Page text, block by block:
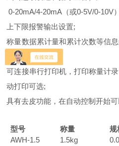
0-20mA/4-20mA（或0-5V/0-10V
上下限报警输出设置;
称量数据累计量和累计次数等信
有断电数据保护;
可连接串行打印机，打印称量计
动打印可选;
具有去皮功能，在自动控制开始
型号 称量 规
AWH-1.5 1.5kg